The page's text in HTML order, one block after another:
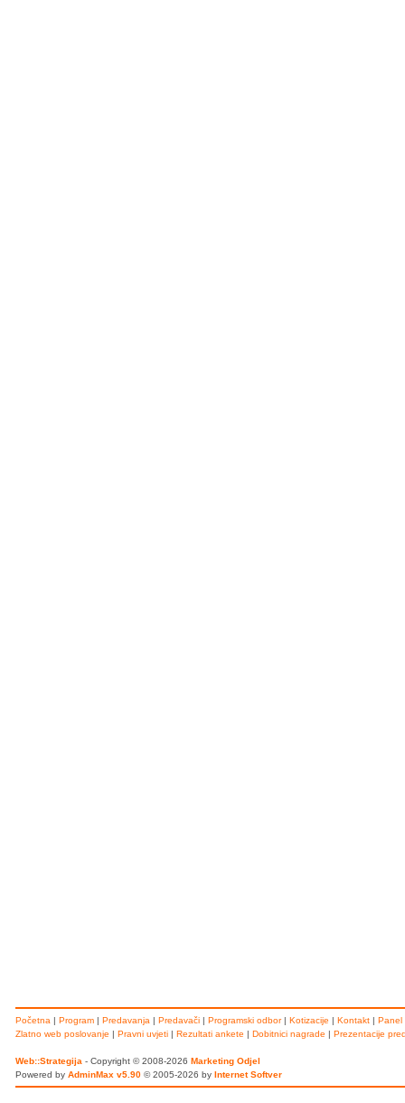
Početna | Program| Predavanja | Predavači| Programski odbor| Kotizacije | Kontakt| Panel
Zlatno web poslovanje | Pravni uvjeti| Rezultati ankete | Dobitnici nagrade | Prezentacije
Web::Strategija - Copyright © 2008-2026 Marketing Odjel
Powered by AdminMax v5.90© 2005-2026 by Internet Softver